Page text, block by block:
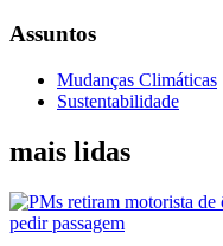
Assuntos
Mudanças Climáticas
Sustentabilidade
mais lidas